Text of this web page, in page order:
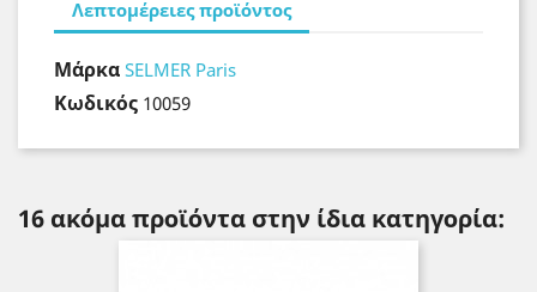
Λεπτομέρειες προϊόντος
Μάρκα SELMER Paris
Κωδικός 10059
16 ακόμα προϊόντα στην ίδια κατηγορία: